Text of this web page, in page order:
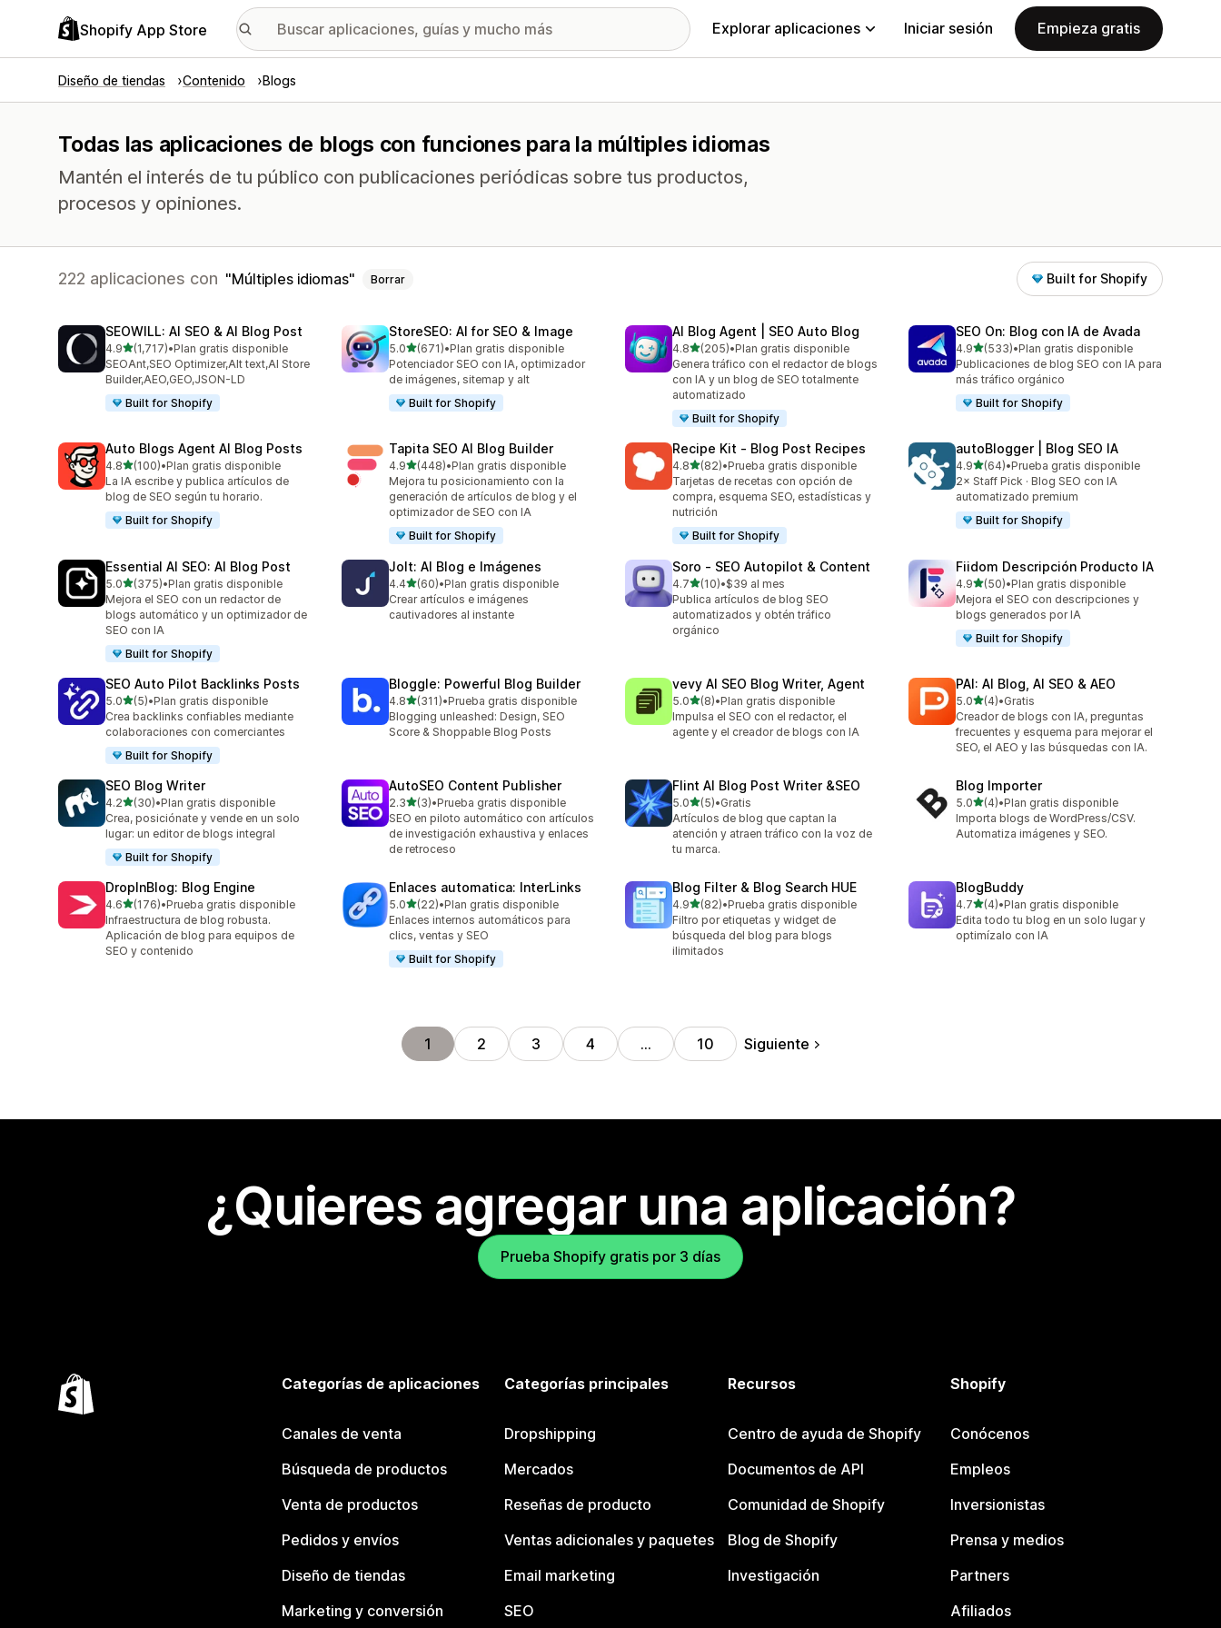
Shopify App Store Explorar aplicaciones Iniciar sesión Empieza gratis
Diseño de tiendas Contenido Blogs
Todas las aplicaciones de blogs con funciones para la múltiples idiomas
Mantén el interés de tu público con publicaciones periódicas sobre tus productos,
procesos y opiniones.
222 aplicaciones con Múltiples idiomas Borrar Built for Shopify
SEOWILL: AI SEO & AI Blog Post
4.9de 5 estrellas
(1,717)
1717 reseñas en total
•Plan gratis disponible
SEOAnt,SEO Optimizer,Alt text,AI Store
Builder,AEO,GEO,JSON-LD
Built for Shopify
StoreSEO: AI for SEO & Image
5.0de 5 estrellas
(671)
671 reseñas en total
•Plan gratis disponible
Potenciador SEO con IA, optimizador
de imágenes, sitemap y alt
Built for Shopify
AI Blog Agent | SEO Auto Blog
4.8de 5 estrellas
(205)
205 reseñas en total
•Plan gratis disponible
Genera tráfico con el redactor de blogs
con IA y un blog de SEO totalmente
automatizado
Built for Shopify
SEO On: Blog con IA de Avada
4.9de 5 estrellas
(533)
533 reseñas en total
•Plan gratis disponible
Publicaciones de blog SEO con IA para
más tráfico orgánico
Built for Shopify
Auto Blogs Agent AI Blog Posts
4.8de 5 estrellas
(100)
100 reseñas en total
•Plan gratis disponible
La IA escribe y publica artículos de
blog de SEO según tu horario.
Built for Shopify
Tapita SEO AI Blog Builder
4.9de 5 estrellas
(448)
448 reseñas en total
•Plan gratis disponible
Mejora tu posicionamiento con la
generación de artículos de blog y el
optimizador de SEO con IA
Built for Shopify
Recipe Kit ‑ Blog Post Recipes
4.8de 5 estrellas
(82)
82 reseñas en total
•Prueba gratis disponible
Tarjetas de recetas con opción de
compra, esquema SEO, estadísticas y
nutrición
Built for Shopify
autoBlogger | Blog SEO IA
4.9de 5 estrellas
(64)
64 reseñas en total
•Prueba gratis disponible
2× Staff Pick · Blog SEO con IA
automatizado premium
Built for Shopify
Essential AI SEO: AI Blog Post
5.0de 5 estrellas
(375)
375 reseñas en total
•Plan gratis disponible
Mejora el SEO con un redactor de
blogs automático y un optimizador de
SEO con IA
Built for Shopify
Jolt: AI Blog e Imágenes
4.4de 5 estrellas
(60)
60 reseñas en total
•Plan gratis disponible
Crear artículos e imágenes
cautivadores al instante
Soro ‑ SEO Autopilot & Content
4.7de 5 estrellas
(10)
10 reseñas en total
•$39 al mes
Publica artículos de blog SEO
automatizados y obtén tráfico
orgánico
Fiidom Descripción Producto IA
4.9de 5 estrellas
(50)
50 reseñas en total
•Plan gratis disponible
Mejora el SEO con descripciones y
blogs generados por IA
Built for Shopify
SEO Auto Pilot Backlinks Posts
5.0de 5 estrellas
(5)
5 reseñas en total
•Plan gratis disponible
Crea backlinks confiables mediante
colaboraciones con comerciantes
Built for Shopify
Bloggle: Powerful Blog Builder
4.8de 5 estrellas
(311)
311 reseñas en total
•Prueba gratis disponible
Blogging unleashed: Design, SEO
Score & Shoppable Blog Posts
vevy AI SEO Blog Writer, Agent
5.0de 5 estrellas
(8)
8 reseñas en total
•Plan gratis disponible
Impulsa el SEO con el redactor, el
agente y el creador de blogs con IA
PAI: AI Blog, AI SEO & AEO
5.0de 5 estrellas
(4)
4 reseñas en total
•Gratis
Creador de blogs con IA, preguntas
frecuentes y esquema para mejorar el
SEO, el AEO y las búsquedas con IA.
SEO Blog Writer
4.2de 5 estrellas
(30)
30 reseñas en total
•Plan gratis disponible
Crea, posiciónate y vende en un solo
lugar: un editor de blogs integral
Built for Shopify
AutoSEO Content Publisher
2.3de 5 estrellas
(3)
3 reseñas en total
•Prueba gratis disponible
SEO en piloto automático con artículos
de investigación exhaustiva y enlaces
de retroceso
Flint AI Blog Post Writer &SEO
5.0de 5 estrellas
(5)
5 reseñas en total
•Gratis
Artículos de blog que captan la
atención y atraen tráfico con la voz de
tu marca.
Blog Importer
5.0de 5 estrellas
(4)
4 reseñas en total
•Plan gratis disponible
Importa blogs de WordPress/CSV.
Automatiza imágenes y SEO.
DropInBlog: Blog Engine
4.6de 5 estrellas
(176)
176 reseñas en total
•Prueba gratis disponible
Infraestructura de blog robusta.
Aplicación de blog para equipos de
SEO y contenido
Enlaces automatica: InterLinks
5.0de 5 estrellas
(22)
22 reseñas en total
•Plan gratis disponible
Enlaces internos automáticos para
clics, ventas y SEO
Built for Shopify
Blog Filter & Blog Search HUE
4.9de 5 estrellas
(82)
82 reseñas en total
•Prueba gratis disponible
Filtro por etiquetas y widget de
búsqueda del blog para blogs
ilimitados
BlogBuddy
4.7de 5 estrellas
(4)
4 reseñas en total
•Plan gratis disponible
Edita todo tu blog en un solo lugar y
optimízalo con IA
1 2 3 4 … 10 Siguiente
¿Quieres agregar una aplicación?
Prueba Shopify gratis por 3 días
Categorías de aplicaciones
Canales de venta
Búsqueda de productos
Venta de productos
Pedidos y envíos
Diseño de tiendas
Marketing y conversión
Categorías principales
Dropshipping
Mercados
Reseñas de producto
Ventas adicionales y paquetes
Email marketing
SEO
Recursos
Centro de ayuda de Shopify
Documentos de API
Comunidad de Shopify
Blog de Shopify
Investigación
Shopify
Conócenos
Empleos
Inversionistas
Prensa y medios
Partners
Afiliados